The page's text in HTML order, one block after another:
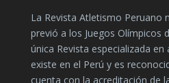
La Revista Atletismo Peruano
previó a los Juegos Olímpicos
única Revista especializada
existe en el Perú y es
cuenta con la acreditación de